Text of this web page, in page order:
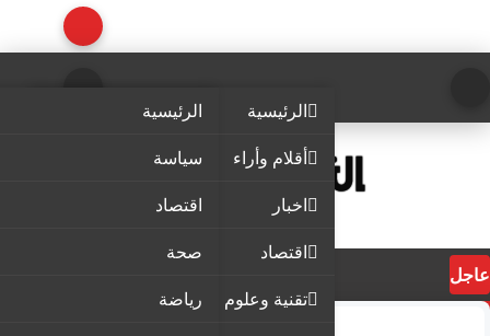
الرئيسية
أقلام وأراء
اخبار
اقتصاد
تقنية وعلوم
الرئيسية
سياسة
اقتصاد
صحة
رياضة
عاجل